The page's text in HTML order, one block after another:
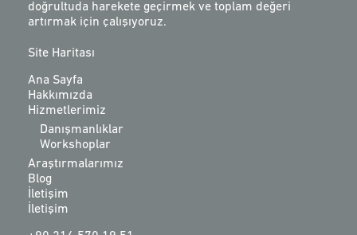
doğrultuda harekete geçirmek ve toplam değeri
artırmak için çalışıyoruz.
Site Haritası
Ana Sayfa
Hakkımızda
Hizmetlerimiz
Danışmanlıklar
Workshoplar
Araştırmalarımız
Blog
İletişim
İletişim